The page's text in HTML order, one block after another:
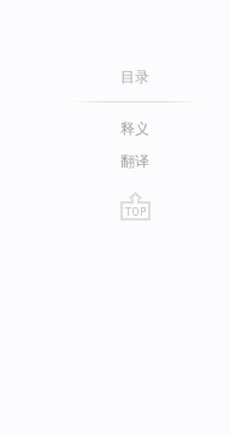
目录
释义
翻译